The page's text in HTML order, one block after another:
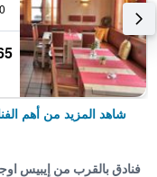
0.0
شاهد المزيد من أهم
فنادق بالقرب من إيبيس